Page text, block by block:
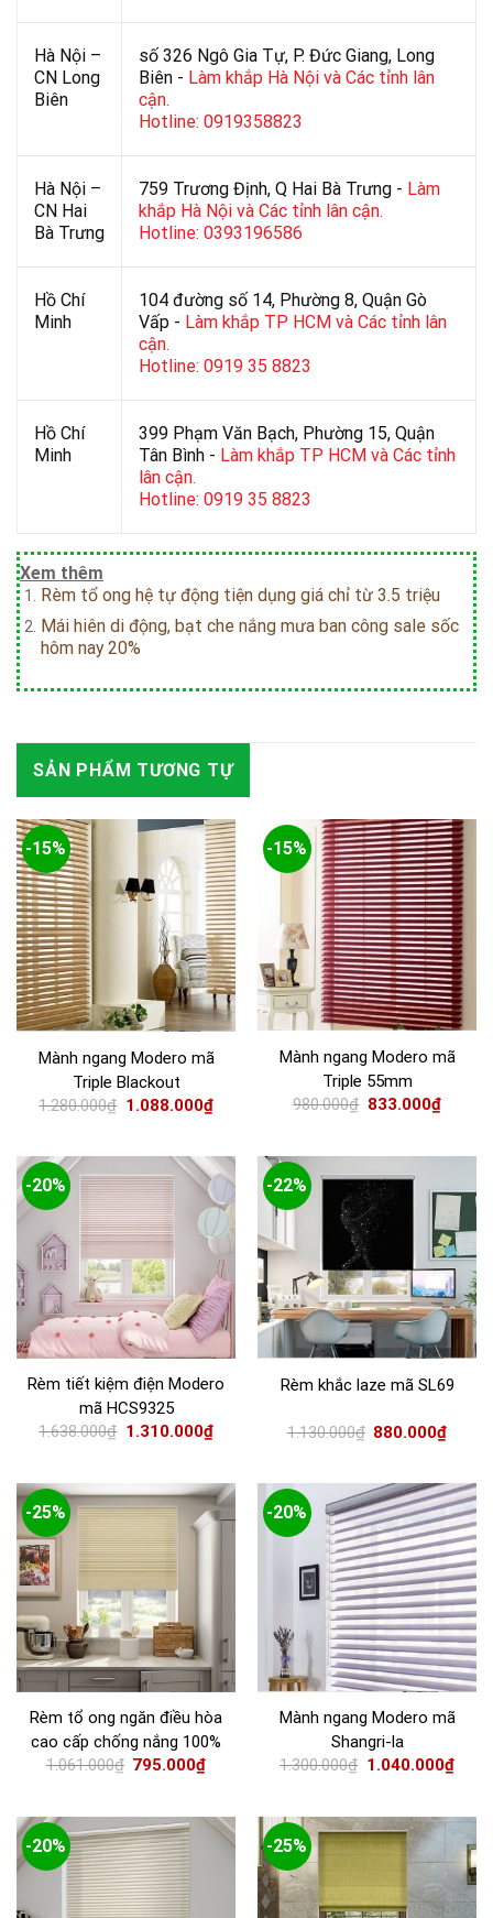
Hà Nội –
CN Long
Biên
số 326 Ngô Gia Tự, P. Đức Giang, Long
Biên - Làm khắp Hà Nội và Các tỉnh lân
cận.
Hotline: 0919358823
Hà Nội –
CN Hai
Bà Trưng
759 Trương Định, Q Hai Bà Trưng - Làm
khắp Hà Nội và Các tỉnh lân cận.
Hotline: 0393196586
Hồ Chí
Minh
104 đường số 14, Phường 8, Quận Gò
Vấp - Làm khắp TP HCM và Các tỉnh lân
cận.
Hotline: 0919 35 8823
Hồ Chí
Minh
399 Phạm Văn Bạch, Phường 15, Quận
Tân Bình - Làm khắp TP HCM và Các tỉnh
lân cận.
Hotline: 0919 35 8823
Xem thêm
Rèm tổ ong hệ tự động tiện dụng giá chỉ từ 3.5 triệu
Mái hiên di động, bạt che nắng mưa ban công sale sốc
hôm nay 20%
SẢN PHẨM TƯƠNG TỰ
-15%
Mành ngang Modero mã
Triple Blackout
1.280.000₫ 1.088.000₫
-15%
Mành ngang Modero mã
Triple 55mm
980.000₫ 833.000₫
-20%
Rèm tiết kiệm điện Modero
mã HCS9325
1.638.000₫ 1.310.000₫
-22%
Rèm khắc laze mã SL69
1.130.000₫ 880.000₫
-25%
Rèm tổ ong ngăn điều hòa
cao cấp chống nắng 100%
1.061.000₫ 795.000₫
-20%
Mành ngang Modero mã
Shangri-la
1.300.000₫ 1.040.000₫
-20% -25%